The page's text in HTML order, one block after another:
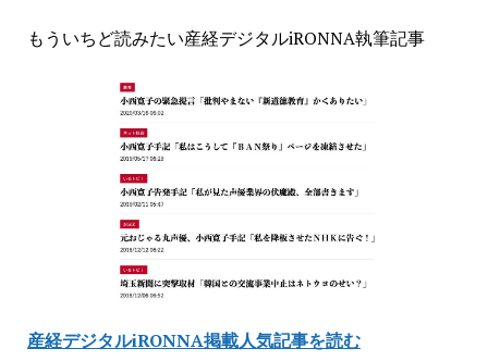
もういちど読みたい産経デジタルiRONNA執筆記事
産経デジタルiRONNA掲載人気記事を読む